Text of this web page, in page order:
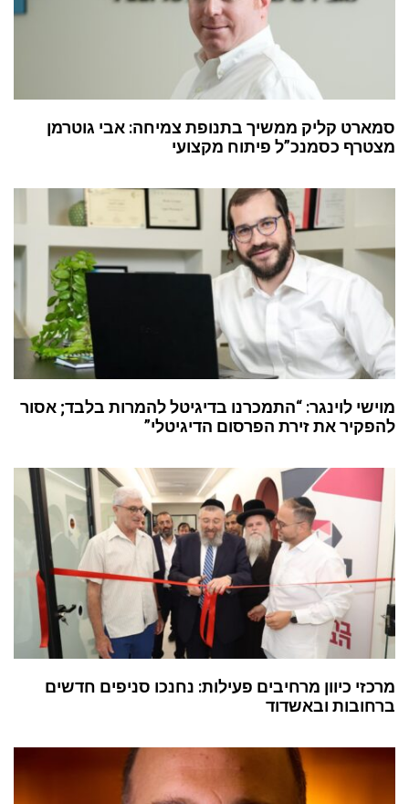
סמארט קליק ממשיך בתנופת צמיחה: אבי גוטרמן
מצטרף כסמנכ”ל פיתוח מקצועי
מוישי לוינגר: “התמכרנו בדיגיטל להמרות בלבד; אסור
להפקיר את זירת הפרסום הדיגיטלי”
מרכזי כיוון מרחיבים פעילות: נחנכו סניפים חדשים
ברחובות ובאשדוד